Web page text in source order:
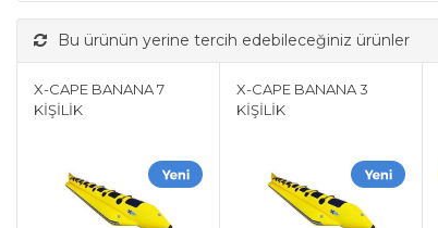
Bu ürünün yerine tercih edebileceğiniz ürünler
X-CAPE BANANA 7
KİŞİLİK
X-CAPE BANANA 3
KİŞİLİK